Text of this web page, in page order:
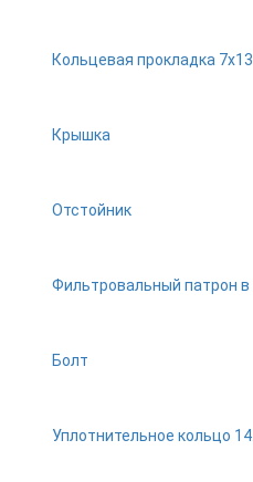
Кольцевая прокладка
Крышка
Отстойник
Фильтровальный патрон в
Болт
Уплотнительное кольцо